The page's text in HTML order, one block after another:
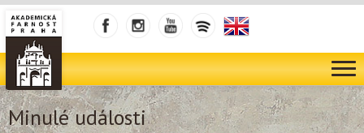
Minulé události